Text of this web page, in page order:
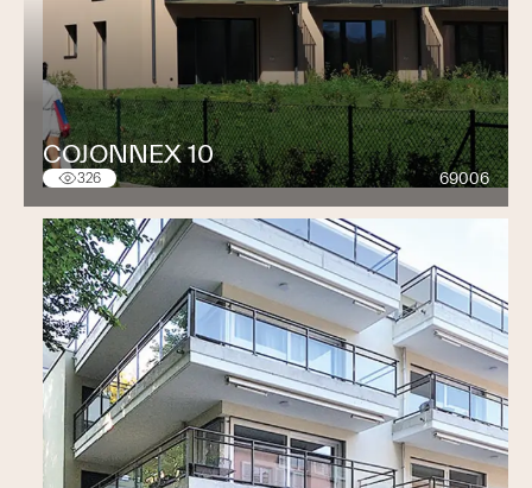
COJONNEX 10
326 69006